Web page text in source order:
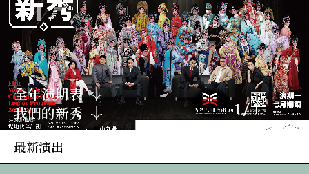
1 /1
全年演期表
我們的新秀
最新演出